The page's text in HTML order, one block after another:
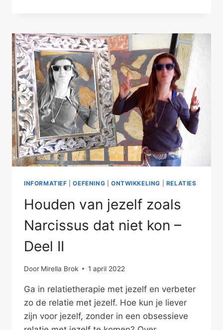
MET
AUTISME
INFORMATIEF |OEFENING ONTWIKKELING RELATIES
Houden van jezelf zoals
Narcissus dat niet kon –
Deel II
Door Mirella Brok 1 april 2022
Ga in relatietherapie met jezelf en verbeter
zo de relatie met jezelf. Hoe kun je liever
zijn voor jezelf, zonder in een obsessieve